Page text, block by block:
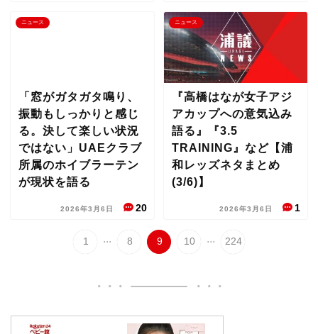
ニュース
「窓がガタガタ鳴り、
振動もしっかりと感じ
る。決して楽しい状況
ではない」UAEクラブ
所属のホイブラーテン
が現状を語る
2026年3月6日 20
ニュース
『高橋はなが女子アジ
アカップへの意気込み
語る』『3.5
TRAINING』など【浦
和レッズネタまとめ
(3/6)】
2026年3月6日 1
1 ... 8 9 10 ... 224